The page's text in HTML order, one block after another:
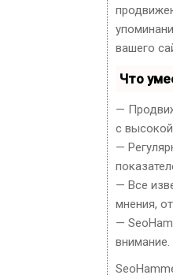
вашего
Что
—
с
—
— Все
мнения,
—
внимание.